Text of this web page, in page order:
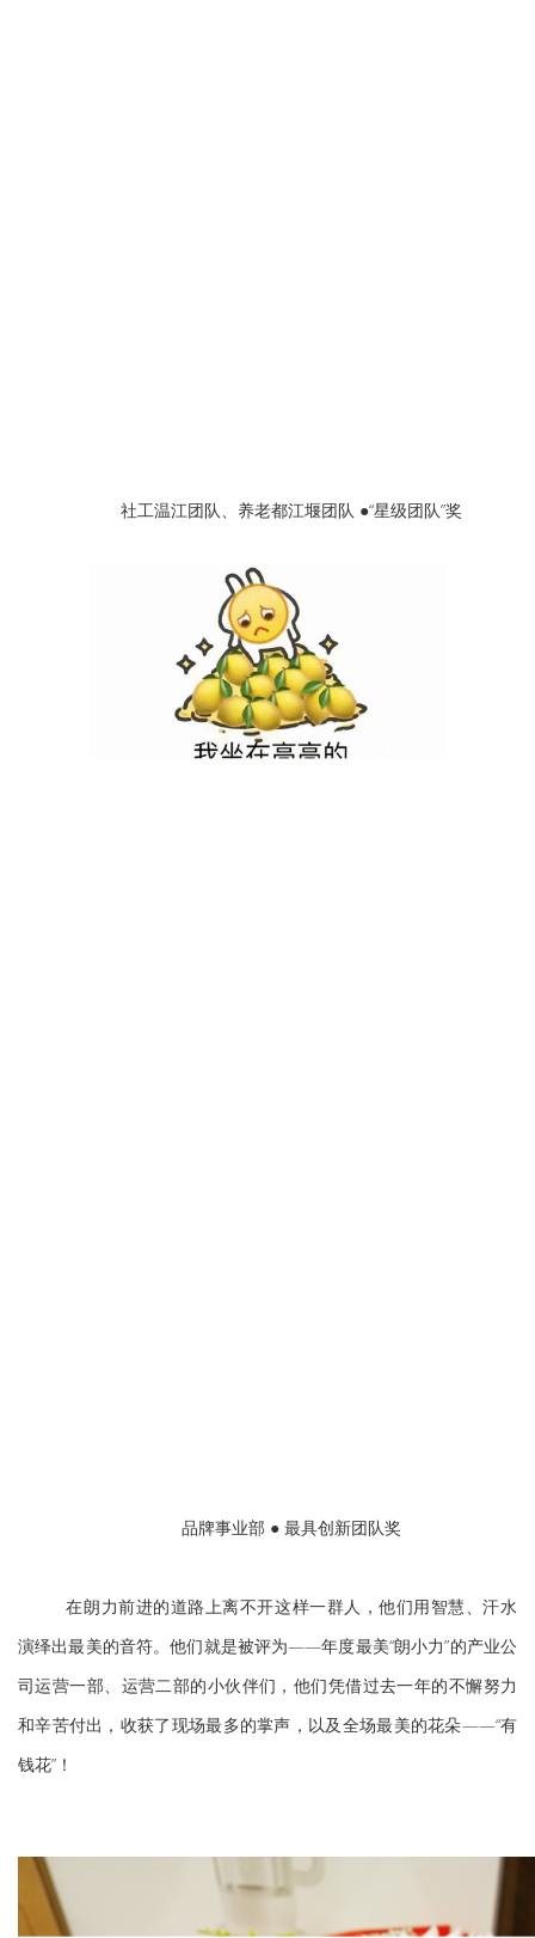
社工温江团队、养老都江堰团队 ●“星级团队”奖
品牌事业部 ● 最具创新团队奖
在朗力前进的道路上离不开这样一群人，他们用智慧、汗水
演绎出最美的音符。他们就是被评为——年度最美“朗小力”的产业公
司运营一部、运营二部的小伙伴们，他们凭借过去一年的不懈努力
和辛苦付出，收获了现场最多的掌声，以及全场最美的花朵——“有
钱花”！